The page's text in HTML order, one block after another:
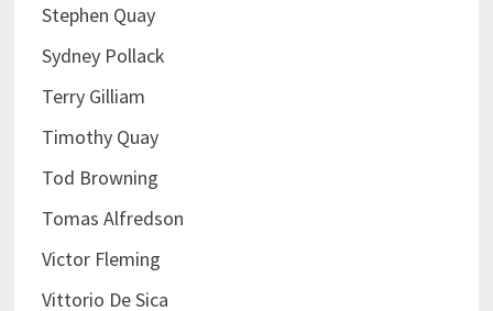
Stephen Quay
Sydney Pollack
Terry Gilliam
Timothy Quay
Tod Browning
Tomas Alfredson
Victor Fleming
Vittorio De Sica